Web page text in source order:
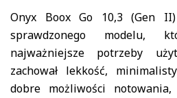
Onyx Boox Go 10,3 (Gen
sprawdzonego modelu,
najważniejsze potrzeby
zachował lekkość,
dobre możliwości notowania,